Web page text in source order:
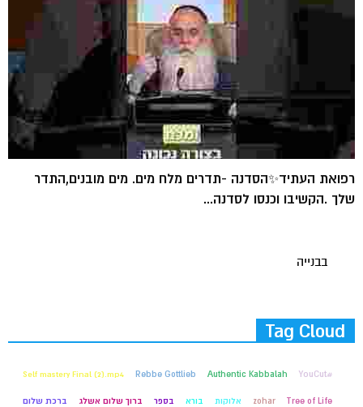
רפואת העתיד✨הסדנה -תדרים מלח מים. מים מובנים,התדר
שלך .הקשיבו וכנסו לסדנה...
בבנייה
Tag Cloud
#YouCut
Authentic Kabbalah
Rebbe Gottlieb
Self mastery Final (2).mp4
Tree of Life
zohar אלוקות בורא בספר ברוך שלום אשלג ברכת שלום